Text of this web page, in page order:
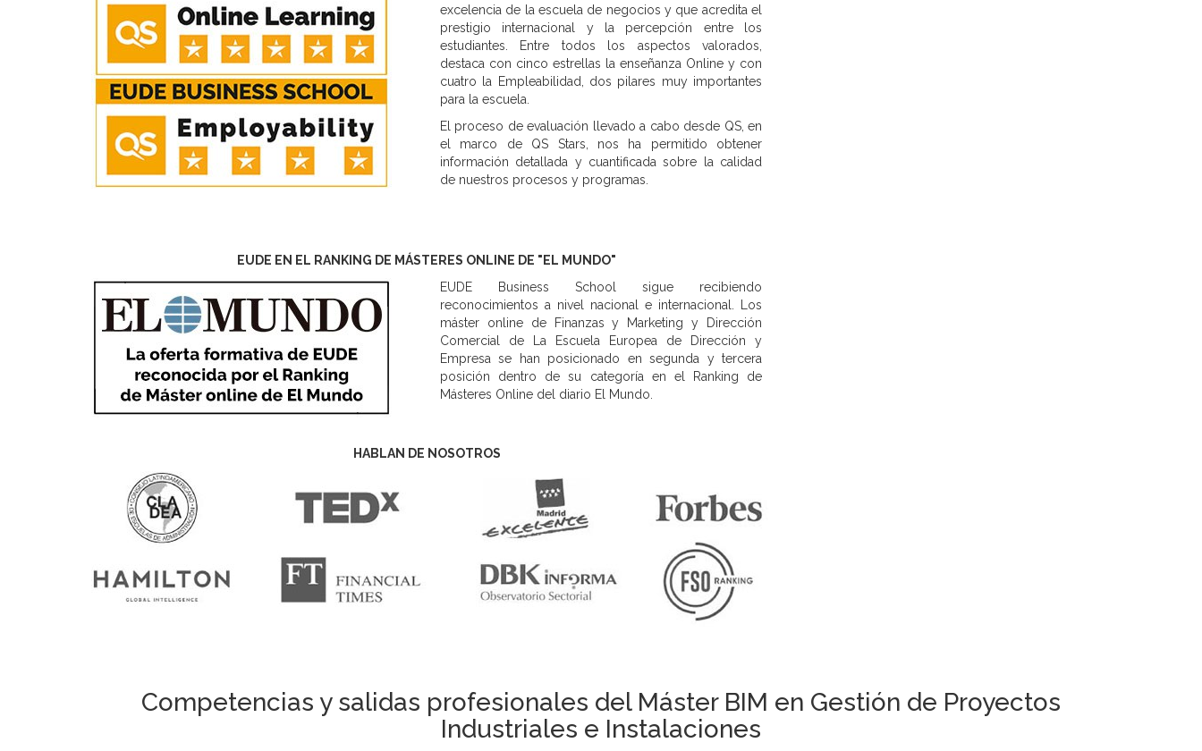
excelencia de la escuela de negocios y que acredita el
prestigio internacional y la percepción entre los
estudiantes. Entre todos los aspectos valorados,
destaca con cinco estrellas la enseñanza Online y con
cuatro la Empleabilidad, dos pilares muy importantes
para la escuela.
El proceso de evaluación llevado a cabo desde QS, en
el marco de QS Stars, nos ha permitido obtener
información detallada y cuantificada sobre la calidad
de nuestros procesos y programas.
EUDE EN EL RANKING DE MÁSTERES ONLINE DE "EL MUNDO"
EUDE Business School sigue recibiendo
reconocimientos a nivel nacional e internacional. Los
máster online de Finanzas y Marketing y Dirección
Comercial de La Escuela Europea de Dirección y
Empresa se han posicionado en segunda y tercera
posición dentro de su categoría en el Ranking de
Másteres Online del diario El Mundo.
HABLAN DE NOSOTROS
Competencias y salidas profesionales del Máster BIM en Gestión de Proyectos
Industriales e Instalaciones